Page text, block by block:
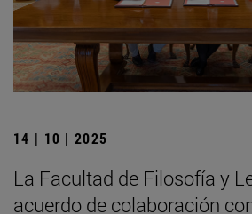
14 | 10 | 2025
La Facultad de Filosofía y
acuerdo de colaboración